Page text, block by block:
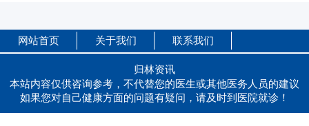
网站首页 关于我们 联系我们
归林资讯
本站内容仅供咨询参考，不代替您的医生或其他医务人员的建议
如果您对自己健康方面的问题有疑问，请及时到医院就诊！